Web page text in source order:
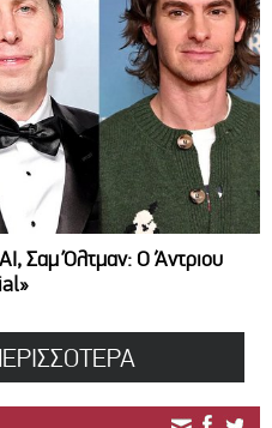
Σαμ Όλτμαν: Ο Άντριου